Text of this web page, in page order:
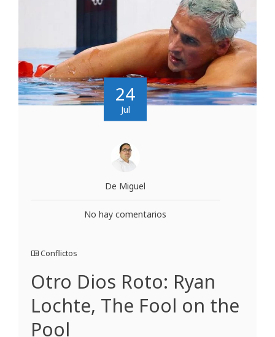
24
Jul
De Miguel
No hay comentarios
Conflictos
Otro Dios Roto: Ryan
Lochte, The Fool on the
Pool